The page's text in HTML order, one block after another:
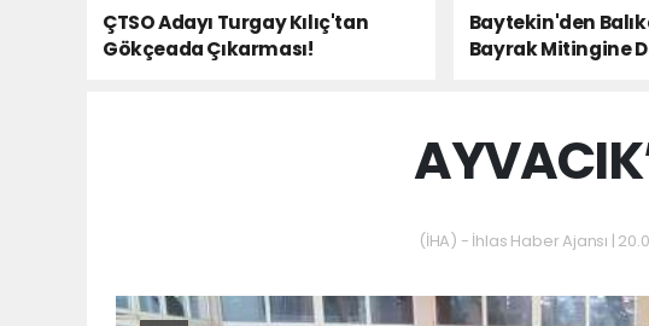
ÇTSO Adayı Turgay Kılıç'tan
Gökçeada Çıkarması!
Baytekin'den
Bayrak Mitingine
(İHA) - İhlas Haber Ajansı |